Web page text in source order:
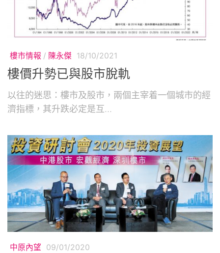
樓市情報 / 陳永傑 18/10/2021
樓價升勢已與股市脫軌
以往的迷思：樓市及股市，兩個主宰着一個城市的經
濟指標，其升跌必定是互...
中原內望 09/01/2020